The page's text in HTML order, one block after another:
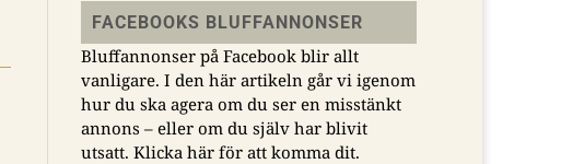
FACEBOOKS BLUFFANNONSER
Bluffannonser på Facebook blir allt
vanligare. I den här artikeln går vi igenom
hur du ska agera om du ser en misstänkt
annons – eller om du själv har blivit
utsatt. Klicka här för att komma dit.